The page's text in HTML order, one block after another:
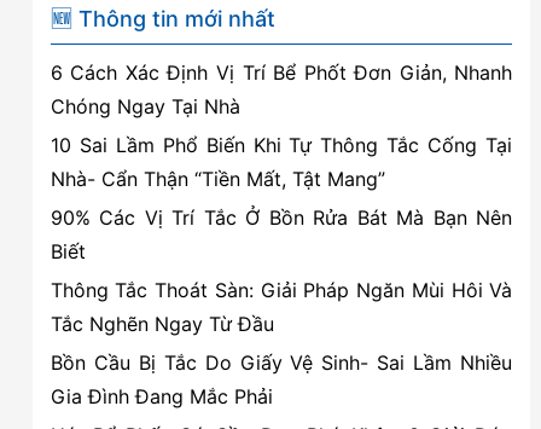
mưa
–
Nỗi
lo
ngấm
ngầm
khi
mùa
mưa
🆕 Thông tin mới nhất
6 Cách Xác Định Vị Trí Bể Phốt Đơn Giản, Nhanh
Chóng Ngay Tại Nhà
10 Sai Lầm Phổ Biến Khi Tự Thông Tắc Cống Tại
Nhà- Cẩn Thận “Tiền Mất, Tật Mang”
90% Các Vị Trí Tắc Ở Bồn Rửa Bát Mà Bạn Nên
Biết
Thông Tắc Thoát Sàn: Giải Pháp Ngăn Mùi Hôi Và
Tắc Nghẽn Ngay Từ Đầu
Bồn Cầu Bị Tắc Do Giấy Vệ Sinh- Sai Lầm Nhiều
Gia Đình Đang Mắc Phải